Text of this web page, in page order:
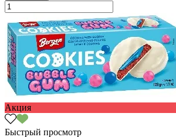
Акция
Быстрый просмотр